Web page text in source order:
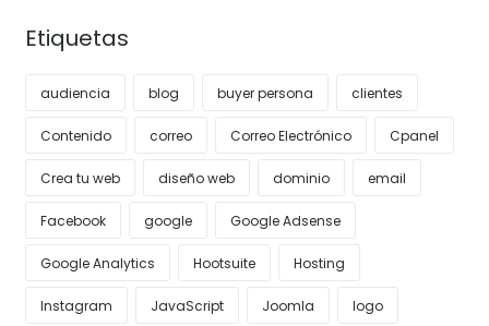
Etiquetas
audiencia blog buyer persona clientes
Contenido correo Correo Electrónico Cpanel
Crea tu web diseño web dominio email
Facebook google Google Adsense
Google Analytics Hootsuite Hosting
Instagram JavaScript Joomla logo